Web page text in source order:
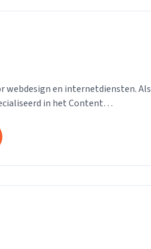
webdesign en internetdiensten. Als
in het Content